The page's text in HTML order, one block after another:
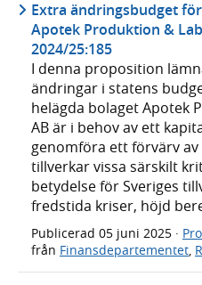
Extra ändringsbudget
Apotek Produktion &
2024/25:185
I denna proposition
ändringar i statens
helägda bolaget Apotek
AB är i behov av ett
genomföra ett förvärv
tillverkar vissa särskilt
betydelse för Sveriges
fredstida kriser, höjd
Publicerad 05 juni 2025 ·
från Finansdepartementet